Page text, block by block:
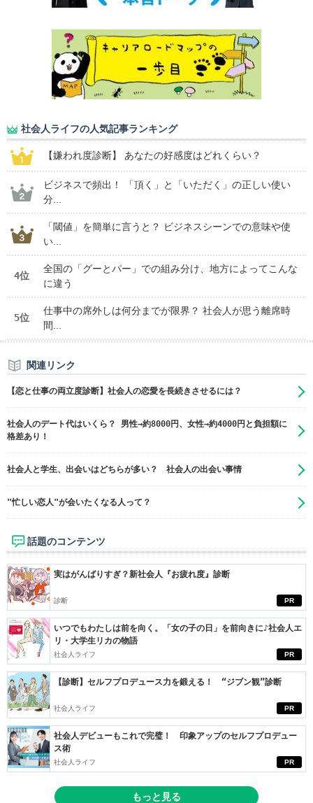
社会人ライフの人気記事ランキング
【嫌われ度診断】 あなたの好感度はどれくらい？
ビジネスで頻出！ 「頂く」と「いただく」の正しい使い
分...
「閾値」を簡単に言うと？ ビジネスシーンでの意味や使
い...
4位
全国の「グーとパー」での組み分け、地方によってこんな
に違う
5位
仕事中の席外しは何分までが限界？ 社会人が思う離席時
間...
関連リンク
【恋と仕事の両立度診断】社会人の恋愛を長続きさせるには？
社会人のデート代はいくら？ 男性→約8000円、女性→約4000円と負担額に
格差あり！
社会人と学生、出会いはどちらが多い？ 社会人の出会い事情
"忙しい恋人"が会いたくなる人って？
話題のコンテンツ
PR
実はがんばりすぎ？新社会人『お疲れ度』診断
診断
PR
いつでもわたしは前を向く。「女の子の日」を前向きに♪社会人エ
リ・大学生リカの物語
社会人ライフ
PR
【診断】セルフプロデュース力を鍛える！ “ジブン観”診断
社会人ライフ
PR
社会人デビューもこれで完璧！ 印象アップのセルフプロデュー
ス術
社会人ライフ
もっと見る